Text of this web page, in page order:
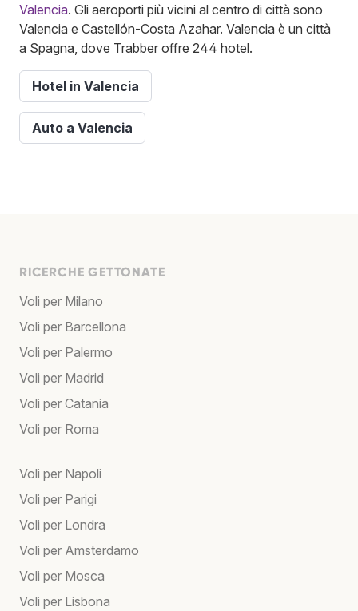
Valencia. Gli aeroporti più vicini al centro di città sono
Valencia e Castellón-Costa Azahar. Valencia è un città
a Spagna, dove Trabber offre 244 hotel.
Hotel in Valencia
Auto a Valencia
RICERCHE GETTONATE
Voli per Milano
Voli per Barcellona
Voli per Palermo
Voli per Madrid
Voli per Catania
Voli per Roma
Voli per Napoli
Voli per Parigi
Voli per Londra
Voli per Amsterdamo
Voli per Mosca
Voli per Lisbona